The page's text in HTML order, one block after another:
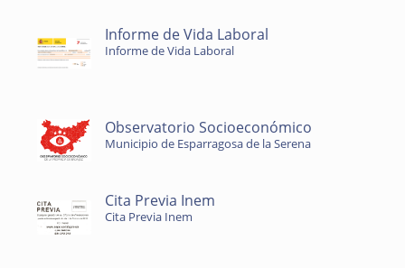
Informe de Vida Laboral
Informe de Vida Laboral
Observatorio Socioeconómico
Municipio de Esparragosa de la Serena
Cita Previa Inem
Cita Previa Inem